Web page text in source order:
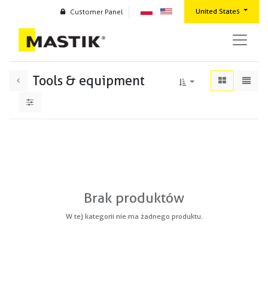
United States
Customer Panel
Tools & equipment
Brak produktów
W tej kategorii nie ma żadnego produktu.